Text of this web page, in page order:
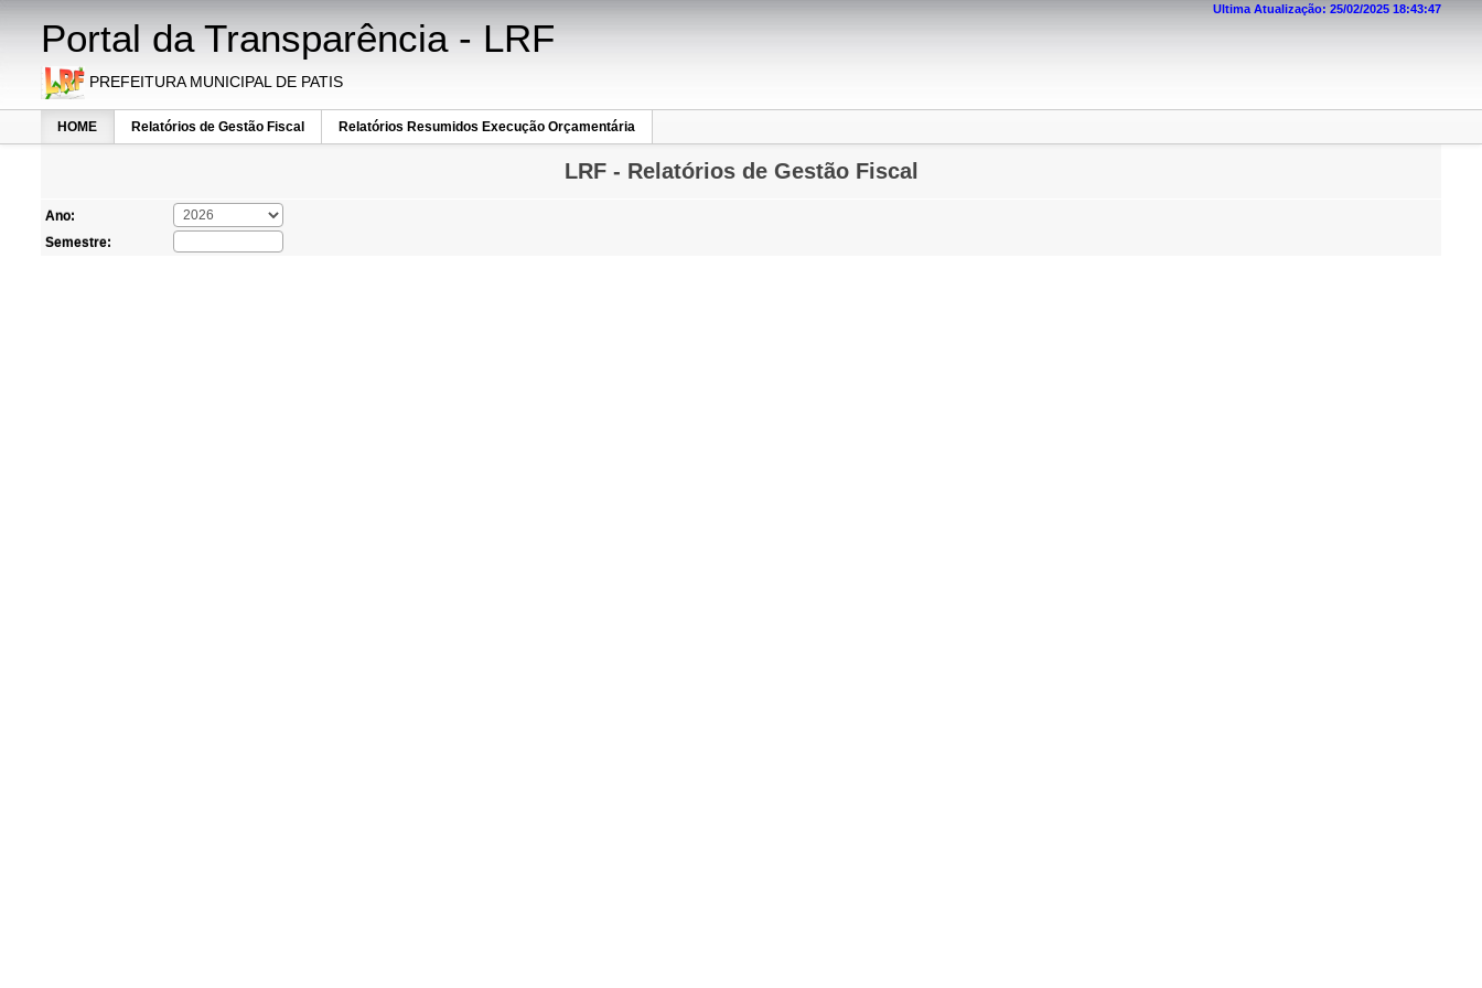
Portal da Transparência - LRF
PREFEITURA MUNICIPAL DE PATIS
Ultima Atualização: 25/02/2025 18:43:47
HOME Relatórios de Gestão Fiscal Relatórios Resumidos Execução Orçamentária
LRF - Relatórios de Gestão Fiscal
Ano:
Semestre: